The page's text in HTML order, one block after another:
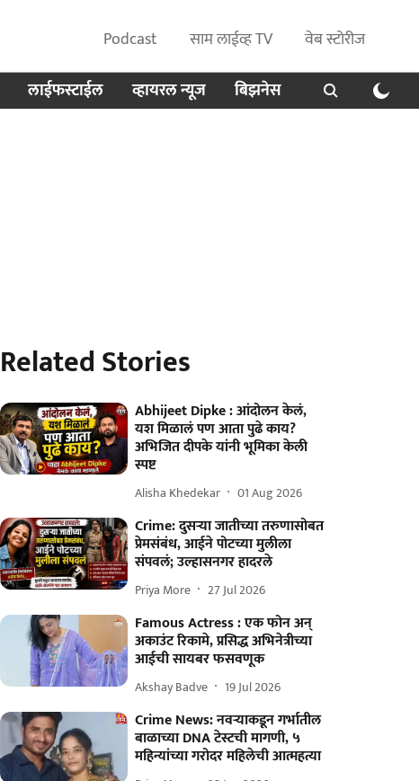
Podcast साम लाईव्ह TV
वेब स्टोरीज
लाईफस्टाईल व्हायरल न्यूज बिझनेस
Related Stories
Abhijeet Dipke : आंदोलन केलं,
यश मिळालं पण आता पुढे काय?
अभिजित दीपके यांनी भूमिका केली
स्पष्ट
Alisha Khedekar 01 Aug 2026
Crime: दुसऱ्या जातीच्या तरुणासोबत
प्रेमसंबंध, आईने पोटच्या मुलीला
संपवलं; उल्हासनगर हादरले
Priya More 27 Jul 2026
Famous Actress : एक फोन अन्
अकाउंट रिकामे, प्रसिद्ध अभिनेत्रीच्या
आईची सायबर फसवणूक
Akshay Badve 19 Jul 2026
Crime News: नवऱ्याकडून गर्भातील
बाळाच्या DNA टेस्टची मागणी, ५
महिन्यांच्या गरोदर महिलेची आत्महत्या